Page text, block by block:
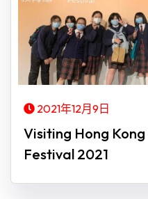
2021年12月9日
Visiting Hong Kong Visual Arts Education
Festival 2021